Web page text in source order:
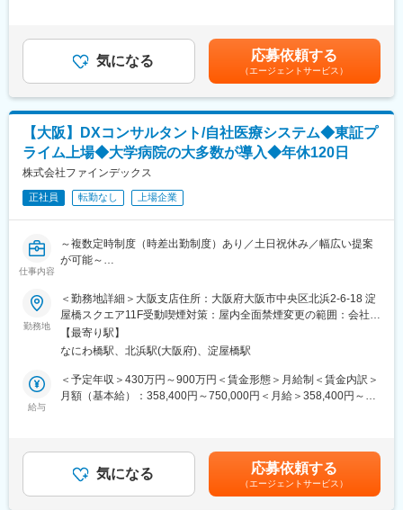
・医療を支える社会貢献性
医療機関の経営支援を通じて、地域医療や患者さまへの価値提供
につながる仕事です。
実際に金融機関での法人営業経験者など、異業界出身者も活躍し
ています。
入社後はOJTを通じて、医療制度や業界知識、提案ノウハウを学
変更の範囲：営業、企画立案、社内外で折衝等の総合的判断が必
自社SaaSプロダクト「paylight X」の営業活動を通じ、歯科医院
の経営改善と、その先にいる患者様の治療体験の変革を推進して
いただきます。
■業務詳細：
◎既存顧客への有償化アプローチ
・無償プランから有償プランへの切り替え提案
・顧客ニーズのヒアリングと経営課題の抽出
・製品デモンストレーションと導入効果のプレゼンテーション
・見積作成・契約手続き・導入後のフォローアップ
・事業拡大を見据えた、未契約医院への能動的なアプローチ
ション形成
◎CRMシステムでの顧客管理 など
■組織体制：
営業メンバー：20名
カスタマーサクセス・サポート：10名
「テクノロジーで『105年活きる』を創造する」というビジョン
のもと、歯科医療の未来を変えるサービスを展開しています。
じて決定■昇給：年1回（6月）賃金はあくまでも目安の金額であ
り、選考を通じて上下する可能性があります。月給(月額)は固定手
当を含めた表記です。
気になる 応募依頼する
（エージェントサービス）
【大阪】DXコンサルタント/自社医療システム◆東証プ
ライム上場◆大学病院の大多数が導入◆年休120日
株式会社ファインデックス
正社員 転勤なし 上場企業
仕事内容
～複数定時制度（時差出勤制度）あり／土日祝休み／幅広い提案
が可能～
■業務内容
自社製品・サービスの導入や保守運用にとどまらず、DXによる医
療現場の課題解決に加え、以下のような業務を担っていただきま
す。
・クラウドや生成AIを活用した新サービスの企画・構築
・新規プロジェクトにおけるパイロット導入、検証
・研究開発プロジェクトへの参画
とができるポジションです。
※大阪支店を拠点に勤務いただきますが、京都支店および医療機関
との打ち合わせ・プロジェクト対応のため、必要に応じて京都へ
勤務地
＜勤務地詳細＞大阪支店住所：大阪府大阪市中央区北浜2-6-18 淀
屋橋スクエア11F受動喫煙対策：屋内全面禁煙変更の範囲：会社の
定める事業所（リモートワーク含む）
【最寄り駅】
なにわ橋駅、北浜駅(大阪府)、淀屋橋駅
給与
＜予定年収＞430万円～900万円＜賃金形態＞月給制＜賃金内訳＞
月額（基本給）：358,400円～750,000円＜月給＞358,400円～
は固定手当を含めた表記です。
気になる 応募依頼する
（エージェントサービス）